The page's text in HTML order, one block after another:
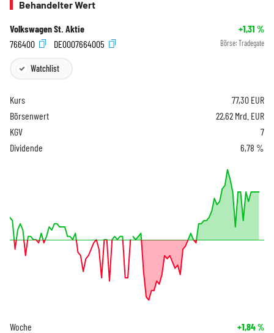
Behandelter Wert
Volkswagen St. Aktie +1,31 %
766400
DE0007664005 Börse: Tradegate
Watchlist
Kurs 77,30 EUR
Börsenwert
22,62 Mrd. EUR
KGV
7
Dividende
6,78 %
Woche +1,84%